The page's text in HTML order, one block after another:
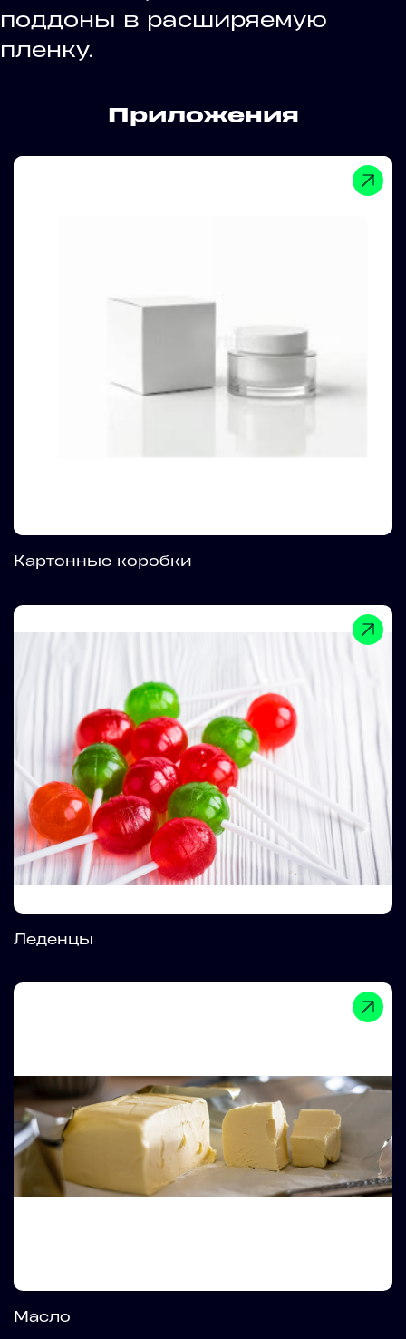
поддоны в расширяемую
пленку.
Приложения
Картонные коробки
Леденцы
Масло